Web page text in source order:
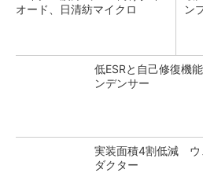
オード、日清紡マイクロ
ン
低ESRと自己修復機
ンデンサー
実装面積4割低減 ウ
ダクター